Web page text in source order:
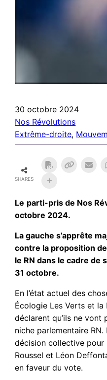
30 octobre 2024
Nos Révolutions
Extrême-droite,
SHARES
Le parti-pris de Nos
octobre 2024.
La gauche s’apprête
contre la proposition
le RN dans le cadre de
31 octobre.
En l’état actuel des
Écologie Les Verts et la
déclarent qu’ils ne
niche parlementaire RN.
décision collective pour
Roussel et Léon
en faveur du vote.